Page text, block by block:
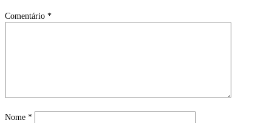
Comentário *
Nome *